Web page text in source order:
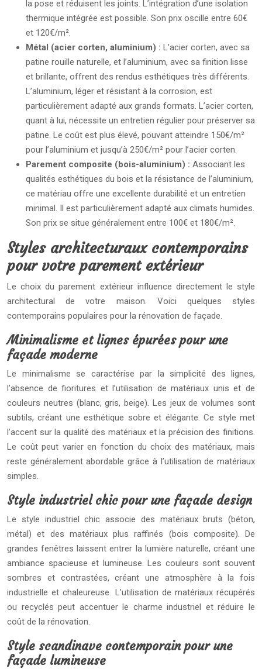
la pose et réduisent les joints. L’intégration d’une isolation
thermique intégrée est possible. Son prix oscille entre 60€
et 120€/m².
Métal (acier corten, aluminium) : L’acier corten, avec sa
patine rouille naturelle, et l’aluminium, avec sa finition lisse
et brillante, offrent des rendus esthétiques très différents.
L’aluminium, léger et résistant à la corrosion, est
particulièrement adapté aux grands formats. L’acier corten,
quant à lui, nécessite un entretien régulier pour préserver sa
patine. Le coût est plus élevé, pouvant atteindre 150€/m²
pour l’aluminium et jusqu’à 250€/m² pour l’acier corten.
Parement composite (bois-aluminium) : Associant les
qualités esthétiques du bois et la résistance de l’aluminium,
ce matériau offre une excellente durabilité et un entretien
minimal. Il est particulièrement adapté aux climats humides.
Son prix se situe généralement entre 100€ et 180€/m².
Styles architecturaux contemporains
pour votre parement extérieur
Le choix du parement extérieur influence directement le style
architectural de votre maison. Voici quelques styles
contemporains populaires pour la rénovation de façade.
Minimalisme et lignes épurées pour une
façade moderne
Le minimalisme se caractérise par la simplicité des lignes,
l’absence de fioritures et l’utilisation de matériaux unis et de
couleurs neutres (blanc, gris, beige). Les jeux de volumes sont
subtils, créant une esthétique sobre et élégante. Ce style met
l’accent sur la qualité des matériaux et la précision des finitions.
Le coût peut varier en fonction du choix des matériaux, mais
reste généralement abordable grâce à l’utilisation de matériaux
simples.
Style industriel chic pour une façade design
Le style industriel chic associe des matériaux bruts (béton,
métal) et des matériaux plus raffinés (bois composite). De
grandes fenêtres laissent entrer la lumière naturelle, créant une
ambiance spacieuse et lumineuse. Les couleurs sont souvent
sombres et contrastées, créant une atmosphère à la fois
industrielle et chaleureuse. L’utilisation de matériaux récupérés
ou recyclés peut accentuer le charme industriel et réduire le
coût de la rénovation.
Style scandinave contemporain pour une
façade lumineuse